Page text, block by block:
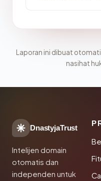
Laporan ini dibuat
nasihat
DnastyjaTrust
Intelijen domain
otomatis dan
independen untuk